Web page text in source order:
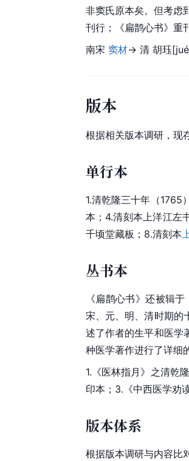
非窦氏原本矣。但考虑
刊行；《扁鹊心书》重
南宋 窦材→ 清 胡珏
版本
根据相关版本调研，现
单行本
1.清乾隆三十年（1765
本；4.清刻本上洋江左
千顷堂藏板；8.清刻本
丛书本
《扁鹊心书》还被辑于
宋、元、明、清时期的
述了作者的生平和医学
种医学著作进行了详细
1.《医林指月》之清乾
印本；3.《中西医学劝
版本体系
根据版本调研与内容比